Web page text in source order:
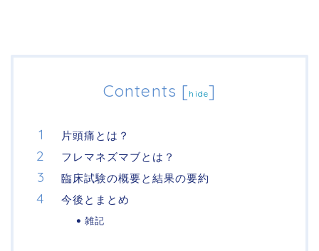
Contents [hide]
片頭痛とは？
フレマネズマブとは？
臨床試験の概要と結果の要約
今後とまとめ
雑記